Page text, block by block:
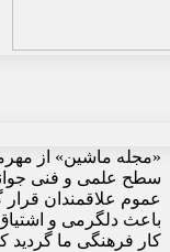
سطح علمی و فنی
عموم علاقمندان
باعث دلگرمی و
کار فرهنگی ما گردید